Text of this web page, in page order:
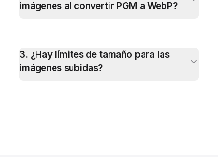
imágenes al convertir PGM a WebP?
3. ¿Hay límites de tamaño para las
imágenes subidas?